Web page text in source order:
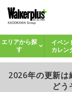
エリアから探
す
イベン
カレン
2026年の更新は
どう